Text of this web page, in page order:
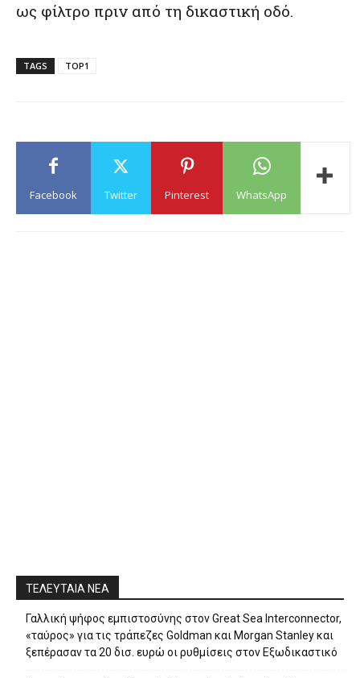
ως φίλτρο πριν από τη δικαστική οδό.
TAGS TOP1
Facebook Twitter Pinterest WhatsApp
ΤΕΛΕΥΤΑΙΑ ΝΕΑ
Γαλλική ψήφος εμπιστοσύνης στον Great Sea Interconnector,
«ταύρος» για τις τράπεζες Goldman και Morgan Stanley και
ξεπέρασαν τα 20 δισ. ευρώ οι ρυθμίσεις στον Εξωδικαστικό